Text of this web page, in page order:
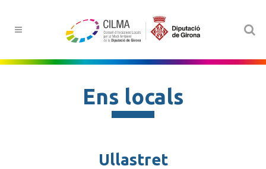
Ens locals
Ullastret